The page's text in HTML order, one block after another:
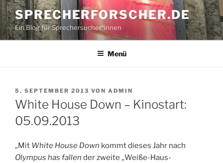
Zum
Inhalt
springen
SPRECHERFORSCHER.DE
Ein Blog für Sprechersucher*innen
Menü
VERÖFFENTLICHT
AM
5. SEPTEMBER 2013 VON ADMIN
White House Down – Kinostart:
05.09.2013
„Mit White House Down kommt dieses Jahr nach
Olympus has fallen der zweite „Weiße-Haus-